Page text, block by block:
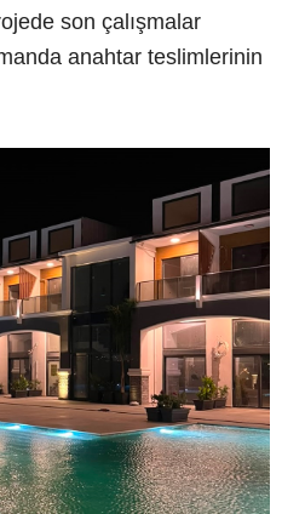
son çalışmalar
anahtar teslimlerinin